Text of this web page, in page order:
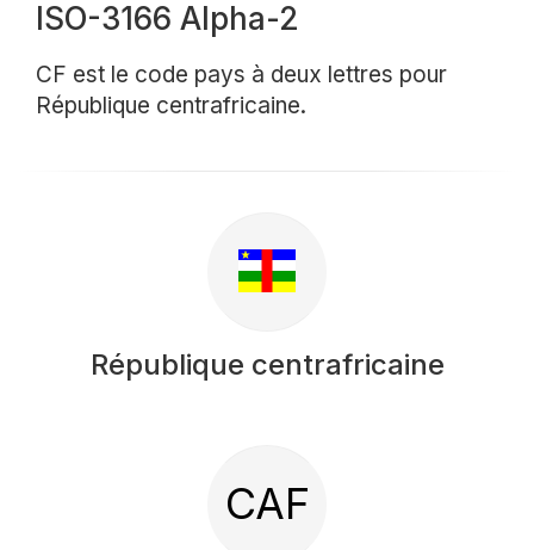
ISO-3166 Alpha-2
CF est le code pays à deux lettres pour
République centrafricaine.
République centrafricaine
CAF